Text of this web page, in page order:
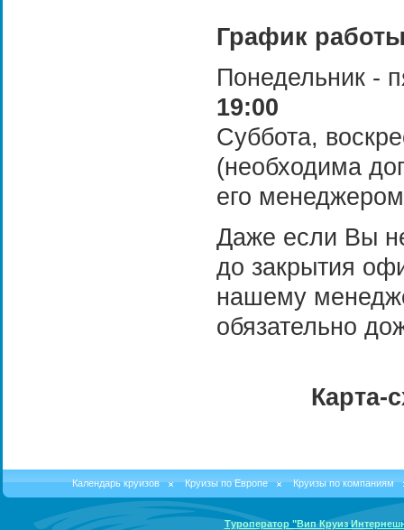
График
Понедельник -
19:00
Суббота,
(необходима
его
Даже если Вы
до закрытия
нашему
обязательно
Карта-
Календарь круизов Круизы по Европе Круизы по компаниям
Туроператор "Вип Круиз